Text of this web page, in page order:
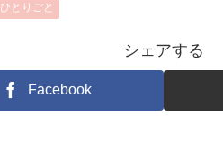
ひとりごと
シェアする
Facebook